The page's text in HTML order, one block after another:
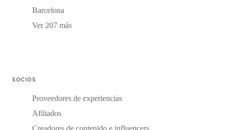
Barcelona
Ver 207 más
SOCIOS
Proveedores de experiencias
Afiliados
Creadores de contenido e influencers